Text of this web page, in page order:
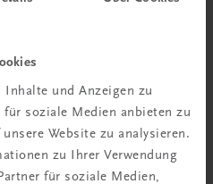
und Anzeigen zu
soziale Medien anbieten zu
Website zu analysieren.
zu Ihrer Verwendung
für soziale Medien,